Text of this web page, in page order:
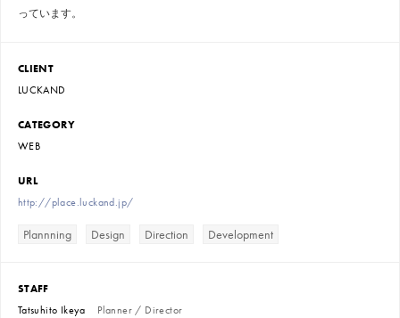
っています。
CLIENT
LUCKAND
CATEGORY
WEB
URL
http://place.luckand.jp/
Plannning Design Direction Development
STAFF
Tatsuhito Ikeya
Planner / Director